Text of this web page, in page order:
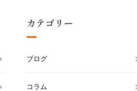
カテゴリー
ブログ
コラム